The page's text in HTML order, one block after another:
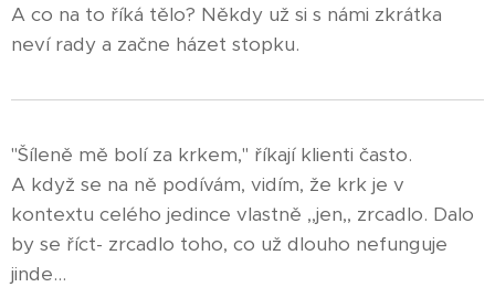
A co na to říká tělo? Někdy už si s námi zkrátka
neví rady a začne házet stopku.
"Šíleně mě bolí za krkem," říkají klienti často.
A když se na ně podívám, vidím, že krk je v
kontextu celého jedince vlastně ,,jen,, zrcadlo. Dalo
by se říct- zrcadlo toho, co už dlouho nefunguje
jinde...